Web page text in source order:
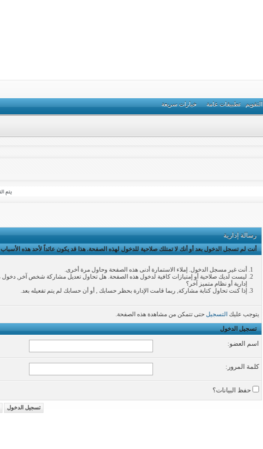
التقويم تطبيقات عامة خيارات سريعة
رسالة إدارية
أنت لم تسجل الدخول بعد أو أنك لا تمتلك صلاحية للدخول لهذه الصفحة. هذا قد يكون عائداً لأحد هذه
أنت غير مسجل الدخول. إملاء الاستمارة أدنى هذه الصفحة وحاول مرة أخرى.
ليست لديك صلاحية أو إمتيازات كافية لدخول هذه الصفحة. هل تحاول تعديل مشاركة شخص آخر, دخول
إدارية أو نظام متميز آخر؟
إذا كنت تحاول كتابة مشاركة, ربما قامت الإدارة بحظر حسابك , أو أن حسابك لم يتم تفعيله بعد.
يتوجب عليك التسجيل حتى تتمكن من مشاهدة هذه الصفحة.
تسجيل الدخول
اسم العضو:
كلمة المرور:
حفظ البيانات؟